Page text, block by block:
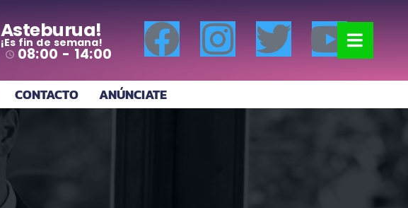
Asteburua!
¡Es fin de semana!
access_time 08:00 - 14:00
CONTACTO ANÚNCIATE